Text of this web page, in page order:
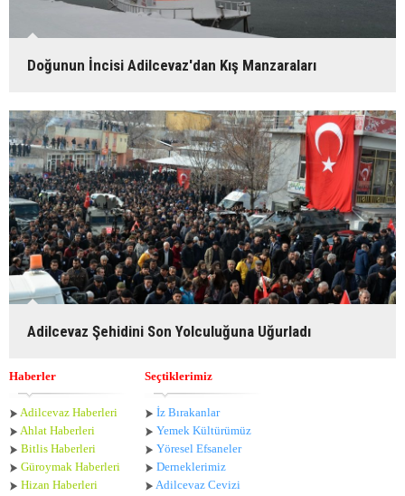
Doğunun İncisi Adilcevaz'dan Kış Manzaraları
Adilcevaz Şehidini Son Yolculuğuna Uğurladı
Haberler
Adilcevaz Haberleri
Ahlat Haberleri
Bitlis Haberleri
Güroymak Haberleri
Hizan Haberleri
Seçtiklerimiz
İz Bırakanlar
Yemek Kültürümüz
Yöresel Efsaneler
Derneklerimiz
Adilcevaz Cevizi